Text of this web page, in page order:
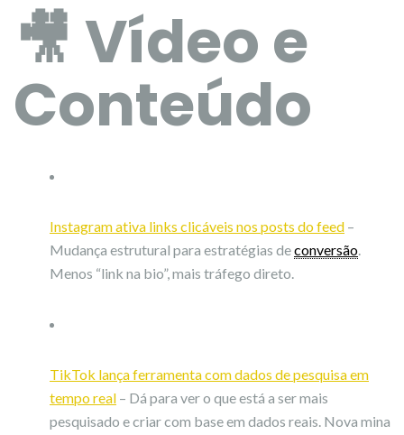
🎥 Vídeo e
Conteúdo
Instagram ativa links clicáveis nos posts do feed –
Mudança estrutural para estratégias deconversão.
Menos “link na bio”, mais tráfego direto.
TikTok lança ferramenta com dados de pesquisa em
tempo real – Dá para ver o que está a ser mais
pesquisado e criar com base em dados reais. Nova mina